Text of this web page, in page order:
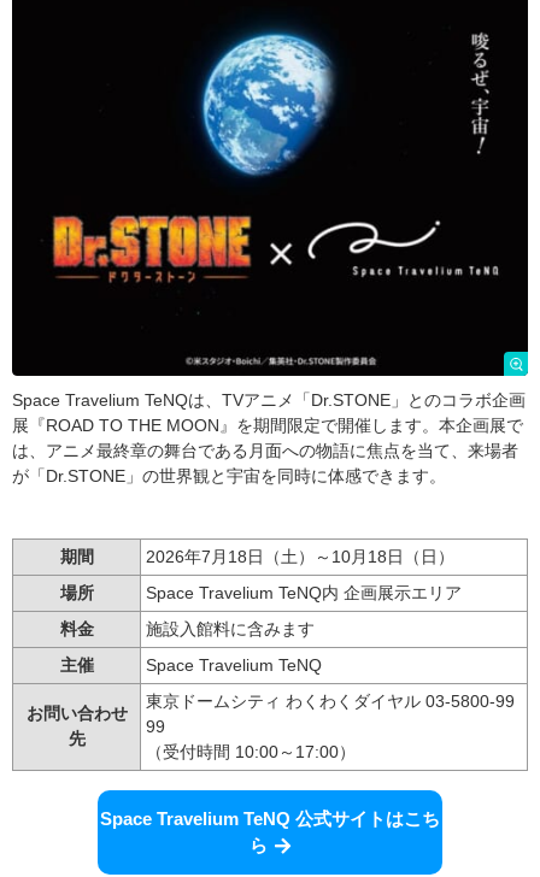
Space Travelium TeNQは、TVアニメ「Dr.STONE」とのコラボ企画
展『ROAD TO THE MOON』を期間限定で開催します。本企画展で
は、アニメ最終章の舞台である月面への物語に焦点を当て、来場者
が「Dr.STONE」の世界観と宇宙を同時に体感できます。
期間
2026年7月18日（土）～10月18日（日）
場所
Space Travelium TeNQ内 企画展示エリア
料金
施設入館料に含みます
主催
Space Travelium TeNQ
お問い合わせ
先
東京ドームシティ わくわくダイヤル 03-5800-99
99
（受付時間 10:00～17:00）
Space Travelium TeNQ 公式サイトはこち
ら